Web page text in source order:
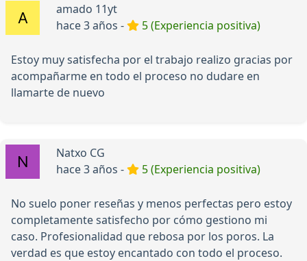
amado 11yt
hace 3 años -
5 (Experiencia positiva)
Estoy muy satisfecha por el trabajo realizo gracias por
acompañarme en todo el proceso no dudare en
llamarte de nuevo
Natxo CG
hace 3 años -
5 (Experiencia positiva)
No suelo poner reseñas y menos perfectas pero estoy
completamente satisfecho por cómo gestiono mi
caso. Profesionalidad que rebosa por los poros. La
verdad es que estoy encantado con todo el proceso.